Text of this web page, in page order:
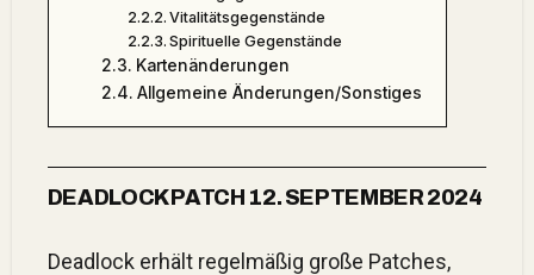
Vitalitätsgegenstände
Spirituelle Gegenstände
Kartenänderungen
Allgemeine Änderungen/Sonstiges
DEADLOCK PATCH 12. SEPTEMBER 2024
Deadlock erhält regelmäßig große Patches,